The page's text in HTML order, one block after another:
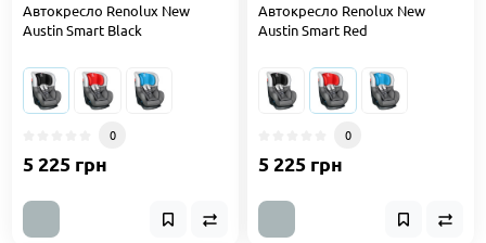
Автокресло Renolux New
Austin Smart Black
0
5 225 грн
Автокресло Renolux New
Austin Smart Red
0
5 225 грн